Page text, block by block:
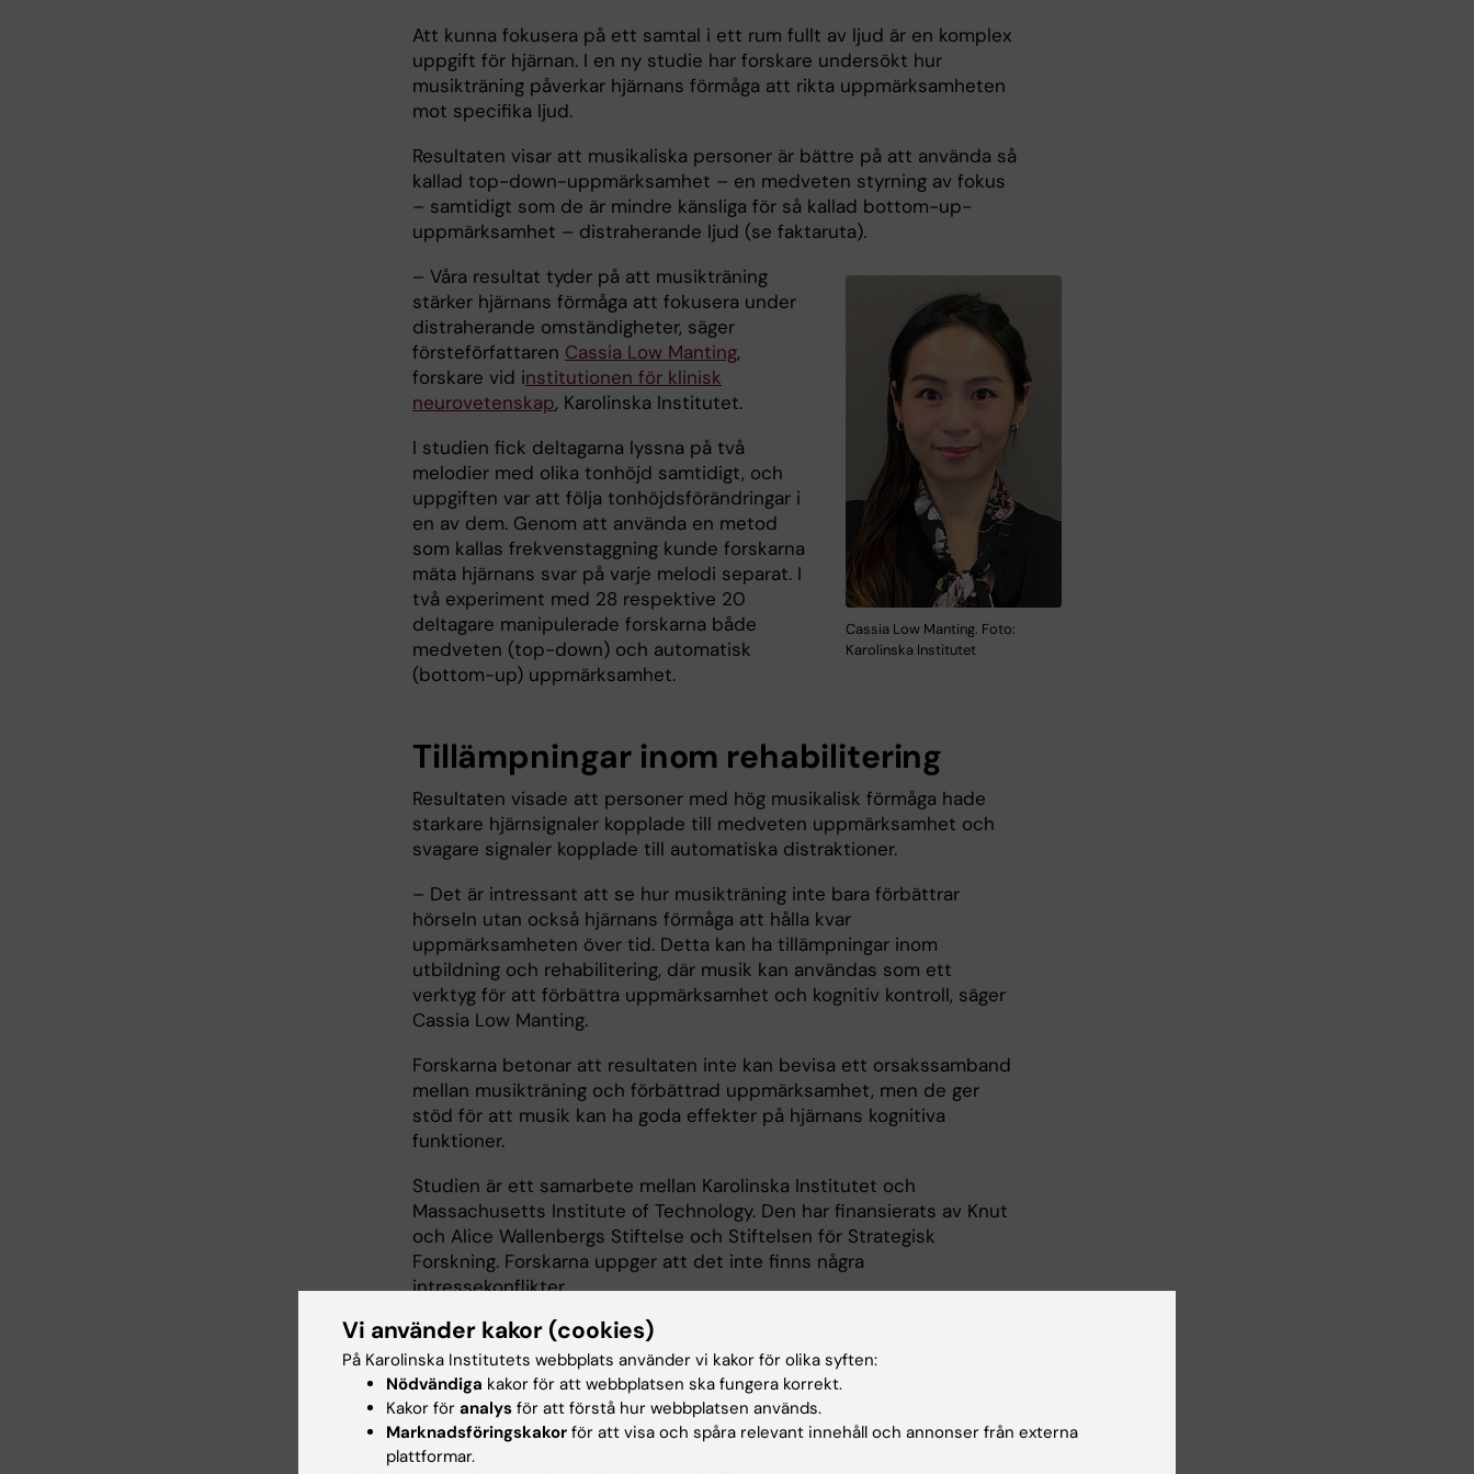
Att kunna fokusera på ett samtal i ett rum fullt av ljud är en komplex
uppgift för hjärnan. I en ny studie har forskare undersökt hur
musikträning påverkar hjärnans förmåga att rikta uppmärksamheten
mot specifika ljud.
Resultaten visar att musikaliska personer är bättre på att använda så
kallad top-down-uppmärksamhet – en medveten styrning av fokus
– samtidigt som de är mindre känsliga för så kallad bottom-up-
uppmärksamhet – distraherande ljud (se faktaruta).
Cassia Low Manting. Foto:
Karolinska Institutet
– Våra resultat tyder på att musikträning
stärker hjärnans förmåga att fokusera under
distraherande omständigheter, säger
försteförfattaren Cassia Low Manting,
forskare vid institutionen för klinisk
neurovetenskap, Karolinska Institutet.
I studien fick deltagarna lyssna på två
melodier med olika tonhöjd samtidigt, och
uppgiften var att följa tonhöjdsförändringar i
en av dem. Genom att använda en metod
som kallas frekvenstaggning kunde forskarna
mäta hjärnans svar på varje melodi separat. I
två experiment med 28 respektive 20
deltagare manipulerade forskarna både
medveten (top-down) och automatisk
(bottom-up) uppmärksamhet.
Tillämpningar inom rehabilitering
Resultaten visade att personer med hög musikalisk förmåga hade
starkare hjärnsignaler kopplade till medveten uppmärksamhet och
svagare signaler kopplade till automatiska distraktioner.
– Det är intressant att se hur musikträning inte bara förbättrar
hörseln utan också hjärnans förmåga att hålla kvar
uppmärksamheten över tid. Detta kan ha tillämpningar inom
utbildning och rehabilitering, där musik kan användas som ett
verktyg för att förbättra uppmärksamhet och kognitiv kontroll, säger
Cassia Low Manting.
Forskarna betonar att resultaten inte kan bevisa ett orsakssamband
mellan musikträning och förbättrad uppmärksamhet, men de ger
stöd för att musik kan ha goda effekter på hjärnans kognitiva
funktioner.
Studien är ett samarbete mellan Karolinska Institutet och
Massachusetts Institute of Technology. Den har finansierats av Knut
och Alice Wallenbergs Stiftelse och Stiftelsen för Strategisk
Forskning. Forskarna uppger att det inte finns några
intressekonflikter.
Publikation
“How musicality enhances top-down and bottom-up selective
attention: Insights from precise separation of simultaneous neural
responses”,
Vi använder kakor (cookies)
På Karolinska Institutets webbplats använder vi kakor för olika syften:
Nödvändiga kakor för att webbplatsen ska fungera korrekt.
Kakor för analys för att förstå hur webbplatsen används.
Marknadsföringskakor för att visa och spåra relevant innehåll och annonser från externa
plattformar.